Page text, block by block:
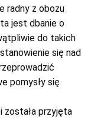
radny z obozu
jest dbanie o
do takich
się nad
pomysły się
została przyjęta